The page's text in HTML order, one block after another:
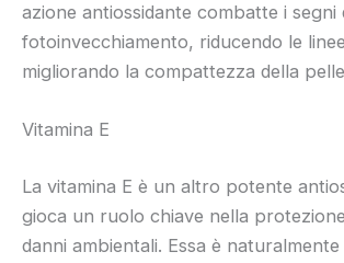
azione antiossidante combatte i segni
fotoinvecchiamento, riducendo le
migliorando la compattezza della
Vitamina E
La vitamina E è un altro potente
gioca un ruolo chiave nella
danni ambientali. Essa è